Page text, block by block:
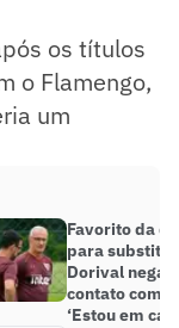
os títulos
o Flamengo,
um
Favorito da
para
Dorival nega
contato com
‘Estou em